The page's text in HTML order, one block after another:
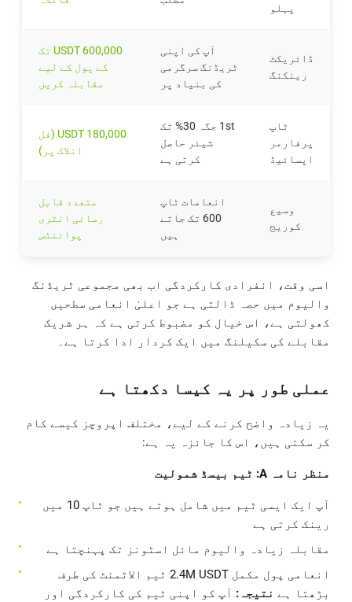
پہلو
ڈائریکٹ
رینکنگ
آپ کی اپنی
ٹریڈنگ سرگرمی
کی بنیاد پر
600,000 USDT تک
کے پول کے لیے
مقابلہ کریں
ٹاپ
پرفارمر
اپسائیڈ
1st جگہ 30% تک
شیئر حاصل
کرتی ہے
180,000 USDT (فل
انلاک پر)
وسیع
کوریج
انعامات ٹاپ
600 تک جاتے
ہیں
متعدد قابل
رسائی انٹری
پوائنٹس
اسی وقت، انفرادی کارکردگی اب بھی مجموعی ٹریڈنگ
والیوم میں حصہ ڈالتی ہے جو اعلیٰ انعامی سطحیں
کھولتی ہے، اس خیال کو مضبوط کرتی ہے کہ ہر شریک
مقابلے کی سکیلنگ میں ایک کردار ادا کرتا ہے۔
عملی طور پر یہ کیسا دکھتا ہے
یہ زیادہ واضح کرنے کے لیے، مختلف اپروچز کیسے کام
کر سکتی ہیں، اس کا جائزہ یہ ہے:
منظر نامہ A: ٹیم بیسڈ شمولیت
آپ ایک ایسی ٹیم میں شامل ہوتے ہیں جو ٹاپ 10 میں
رینک کرتی ہے
مقابلہ زیادہ والیوم مائل اسٹونز تک پہنچتا ہے
انعامی پول مکمل 2.4M USDT ٹیم الاٹمنٹ کی طرف
بڑھتا ہے نتیجہ: آپ کو اپنی ٹیم کی کارکردگی اور